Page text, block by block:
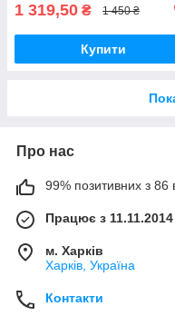
1 319,50 ₴ 1 450 ₴
Купити
Про нас
99% позитивних з 86
Працює з 11.11.2014
м. Харків
Харків, Україна
Контакти